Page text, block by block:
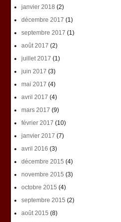
janvier 2018 (2)
décembre 2017 (1)
septembre 2017 (1)
août 2017 (2)
juillet 2017 (1)
juin 2017 (3)
mai 2017 (4)
avril 2017 (4)
mars 2017 (9)
février 2017 (10)
janvier 2017 (7)
avril 2016 (3)
décembre 2015 (4)
novembre 2015 (3)
octobre 2015 (4)
septembre 2015 (2)
août 2015 (8)